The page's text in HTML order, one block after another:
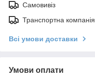
Самовивіз
Транспортна компанія
Всі умови доставки
Умови оплати